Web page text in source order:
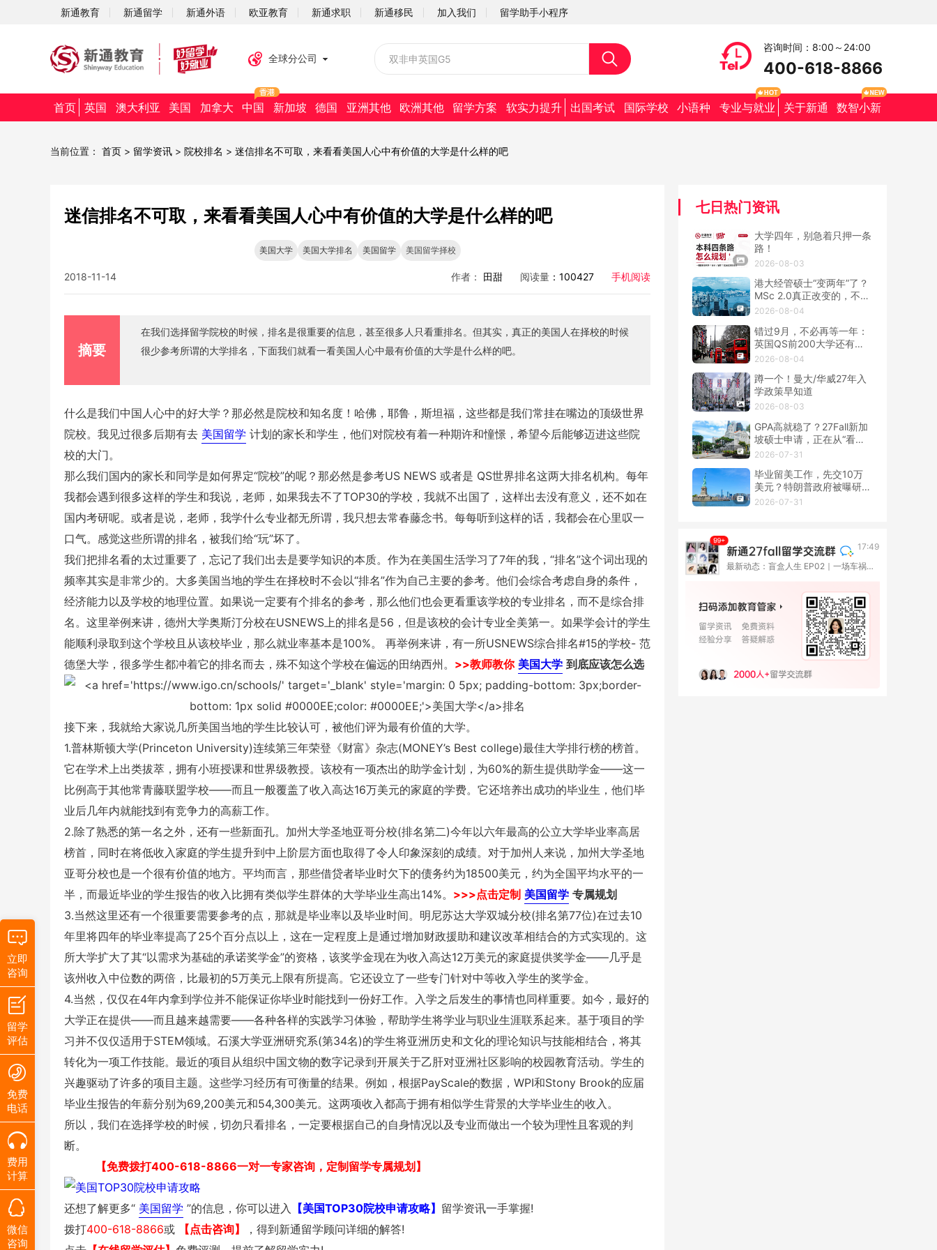
新通教育 新通留学 新通外语 欧亚教育 新通求职 新通移民 加入我们
社会招聘
留学助手小程序
全球分公司
咨询时间：8:00～24:00
400-618-8866
首页 英国 澳大利亚 美国 加拿大 中国 新加坡 德国 亚洲其他 欧洲其他 留学方案 软实力提升 出国考试 国际学校 小语种 专业与就业 关于新通 数智小新
当前位置： 首页 > 留学资讯 > 院校排名 > 迷信排名不可取，来看看美国人心中有价值的大学是什么样的吧
迷信排名不可取，来看看美国人心中有价值的大学是什么样的吧
美国大学 美国大学排名 美国留学 美国留学择校
2018-11-14 作者： 田甜 阅读量 ：100427 手机阅读
摘要
在我们选择留学院校的时候，排名是很重要的信息，甚至很多人只看重排名。但其实，真正的美国人在择校的时候
很少参考所谓的大学排名，下面我们就看一看美国人心中最有价值的大学是什么样的吧。
什么是我们中国人心中的好大学？那必然是院校和知名度！哈佛，耶鲁，斯坦福，这些都是我们常挂在嘴边的顶级世界
院校。我见过很多后期有去 美国留学 计划的家长和学生，他们对院校有着一种期许和憧憬，希望今后能够迈进这些院
校的大门。
那么我们国内的家长和同学是如何界定“院校”的呢？那必然是参考US NEWS 或者是 QS世界排名这两大排名机构。每年
我都会遇到很多这样的学生和我说，老师，如果我去不了TOP30的学校，我就不出国了，这样出去没有意义，还不如在
国内考研呢。或者是说，老师，我学什么专业都无所谓，我只想去常春藤念书。每每听到这样的话，我都会在心里叹一
口气。感觉这些所谓的排名，被我们给“玩”坏了。
我们把排名看的太过重要了，忘记了我们出去是要学知识的本质。作为在美国生活学习了7年的我，“排名”这个词出现的
频率其实是非常少的。大多美国当地的学生在择校时不会以“排名”作为自己主要的参考。他们会综合考虑自身的条件，
经济能力以及学校的地理位置。如果说一定要有个排名的参考，那么他们也会更看重该学校的专业排名，而不是综合排
名。这里举例来讲，德州大学奥斯汀分校在USNEWS上的排名是56，但是该校的会计专业全美第一。如果学会计的学生
能顺利录取到这个学校且从该校毕业，那么就业率基本是100%。 再举例来讲，有一所USNEWS综合排名#15的学校- 范
德堡大学，很多学生都冲着它的排名而去，殊不知这个学校在偏远的田纳西州。 >>教师教你 美国大学 到底应该怎么选
接下来，我就给大家说几所美国当地的学生比较认可，被他们评为最有价值的大学。
1.普林斯顿大学(Princeton University)连续第三年荣登《财富》杂志(MONEY’s Best college)最佳大学排行榜的榜首。
它在学术上出类拔萃，拥有小班授课和世界级教授。该校有一项杰出的助学金计划，为60%的新生提供助学金——这一
比例高于其他常青藤联盟学校——而且一般覆盖了收入高达16万美元的家庭的学费。它还培养出成功的毕业生，他们毕
业后几年内就能找到有竞争力的高薪工作。
2.除了熟悉的第一名之外，还有一些新面孔。加州大学圣地亚哥分校(排名第二)今年以六年最高的公立大学毕业率高居
榜首，同时在将低收入家庭的学生提升到中上阶层方面也取得了令人印象深刻的成绩。对于加州人来说，加州大学圣地
亚哥分校也是一个很有价值的地方。平均而言，那些借贷者毕业时欠下的债务约为18500美元，约为全国平均水平的一
半，而最近毕业的学生报告的收入比拥有类似学生群体的大学毕业生高出14%。 >>>点击定制 美国留学 专属规划
3.当然这里还有一个很重要需要参考的点，那就是毕业率以及毕业时间。明尼苏达大学双城分校(排名第77位)在过去10
年里将四年的毕业率提高了25个百分点以上，这在一定程度上是通过增加财政援助和建议改革相结合的方式实现的。这
所大学扩大了其“以需求为基础的承诺奖学金”的资格，该奖学金现在为收入高达12万美元的家庭提供奖学金——几乎是
该州收入中位数的两倍，比最初的5万美元上限有所提高。它还设立了一些专门针对中等收入学生的奖学金。
4.当然，仅仅在4年内拿到学位并不能保证你毕业时能找到一份好工作。入学之后发生的事情也同样重要。如今，最好的
大学正在提供——而且越来越需要——各种各样的实践学习体验，帮助学生将学业与职业生涯联系起来。基于项目的学
习并不仅仅适用于STEM领域。石溪大学亚洲研究系(第34名)的学生将亚洲历史和文化的理论知识与技能相结合，将其
转化为一项工作技能。最近的项目从组织中国文物的数字记录到开展关于乙肝对亚洲社区影响的校园教育活动。学生的
兴趣驱动了许多的项目主题。这些学习经历有可衡量的结果。例如，根据PayScale的数据，WPI和Stony Brook的应届
毕业生报告的年薪分别为69,200美元和54,300美元。这两项收入都高于拥有相似学生背景的大学毕业生的收入。
所以，我们在选择学校的时候，切勿只看排名，一定要根据自己的自身情况以及专业而做出一个较为理性且客观的判
断。
【免费拨打400-618-8866一对一专家咨询，定制留学专属规划】
还想了解更多“ 美国留学 ”的信息，你可以进入 【美国TOP30院校申请攻略】 留学资讯一手掌握!
拨打400-618-8866或 【点击咨询】
，得到新通留学顾问详细的解答!
七日热门资讯
大学四年，别急着只押一条
路！
2026-08-03
港大经管硕士“变两年”了？
MSc 2.0真正改变的，不只
是学制
2026-08-04
错过9月，不必再等一年：
英国QS前200大学还有春
季硕士！
2026-08-04
蹲一个！曼大/华威27年入
学政策早知道
2026-08-03
GPA高就稳了？27Fall新加
坡硕士申请，正在从“看
分”转向“看整套证据”
2026-07-31
毕业留美工作，先交10万
美元？特朗普政府被曝研究
OPT新收费
2026-07-31
17:49
最新动态：盲盒人生 EP02｜一场车祸撞断了高考路，她却在伦敦重新长出一种人生
立即
咨询
留学
评估
免费
电话
费用
计算
微信
咨询